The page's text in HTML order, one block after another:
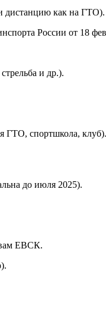
дистанцию как на ГТО).
России от 18
и др.).
ГТО, спортшкола,
до июля 2025).
ЕВСК.